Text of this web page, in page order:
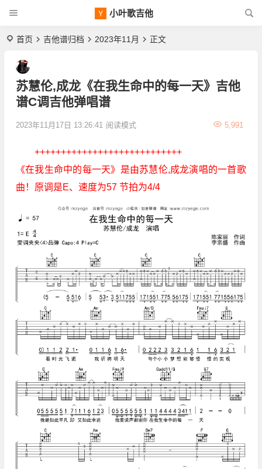
小叶歌吉他
首页 吉他谱归档 2023年11月 正文
苏慧伦,成龙《在我生命中的每一天》吉他
谱C调吉他弹唱谱
2023年11月17日 13:26:41 5,991
阅读模式
++++++++++++++++++++++++++++
《在我生命中的每一天》是由苏慧伦,成龙演唱的一首歌
曲！原调是E、速度为57 节拍为4/4